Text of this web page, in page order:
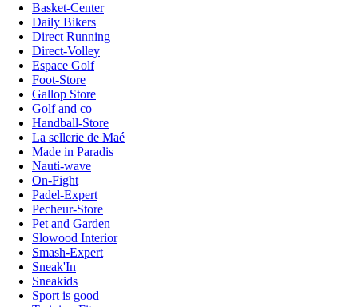
Basket-Center
Daily Bikers
Direct Running
Direct-Volley
Espace Golf
Foot-Store
Gallop Store
Golf and co
Handball-Store
La sellerie de Maé
Made in Paradis
Nauti-wave
On-Fight
Padel-Expert
Pecheur-Store
Pet and Garden
Slowood Interior
Smash-Expert
Sneak'In
Sneakids
Sport is good